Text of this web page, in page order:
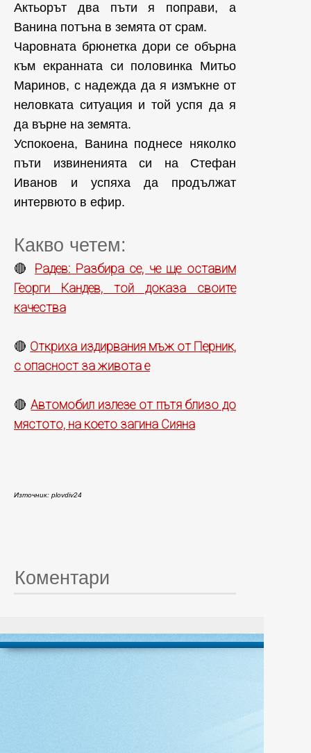
Актьорът два пъти я поправи, а
Ванина потъна в земята от срам.
Чаровната брюнетка дори се обърна
към екранната си половинка Митьо
Маринов, с надежда да я измъкне от
неловката ситуация и той успя да я
да върне на земята.
Успокоена, Ванина поднесе няколко
пъти извиненията си на Стефан
Иванов и успяха да продължат
интервюто в ефир.
Какво четем:
🔴 Радев: Разбира се, че ще оставим
Георги Кандев, той доказа своите
качества
🔴 Откриха издирвания мъж от Перник,
с опасност за живота е
🔴Автомобил излезе от пътя близо до
мястото, на което загина Сияна
Източник: plovdiv24
Коментари